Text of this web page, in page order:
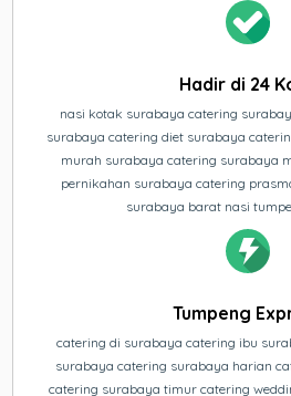
Hadir di 24
nasi kotak surabaya catering
surabaya catering diet surabaya
murah surabaya catering surabaya
pernikahan surabaya catering
surabaya barat nasi
Tumpeng
catering di surabaya catering ibu
surabaya catering surabaya harian
catering surabaya timur catering